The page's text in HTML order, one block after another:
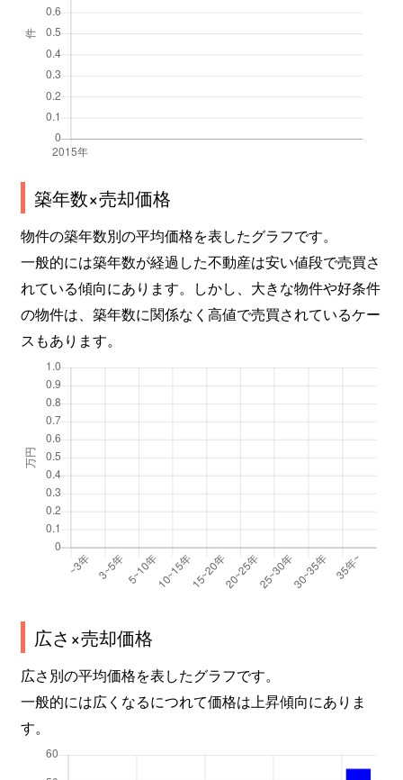
築年数×売却価格
物件の築年数別の平均価格を表したグラフです。
一般的には築年数が経過した不動産は安い値段で売買さ
れている傾向にあります。しかし、大きな物件や好条件
の物件は、築年数に関係なく高値で売買されているケー
スもあります。
広さ×売却価格
広さ別の平均価格を表したグラフです。
一般的には広くなるにつれて価格は上昇傾向にありま
す。